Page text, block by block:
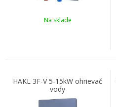
Na sklade
HAKL 3F-V 5-15kW ohrievač
vody